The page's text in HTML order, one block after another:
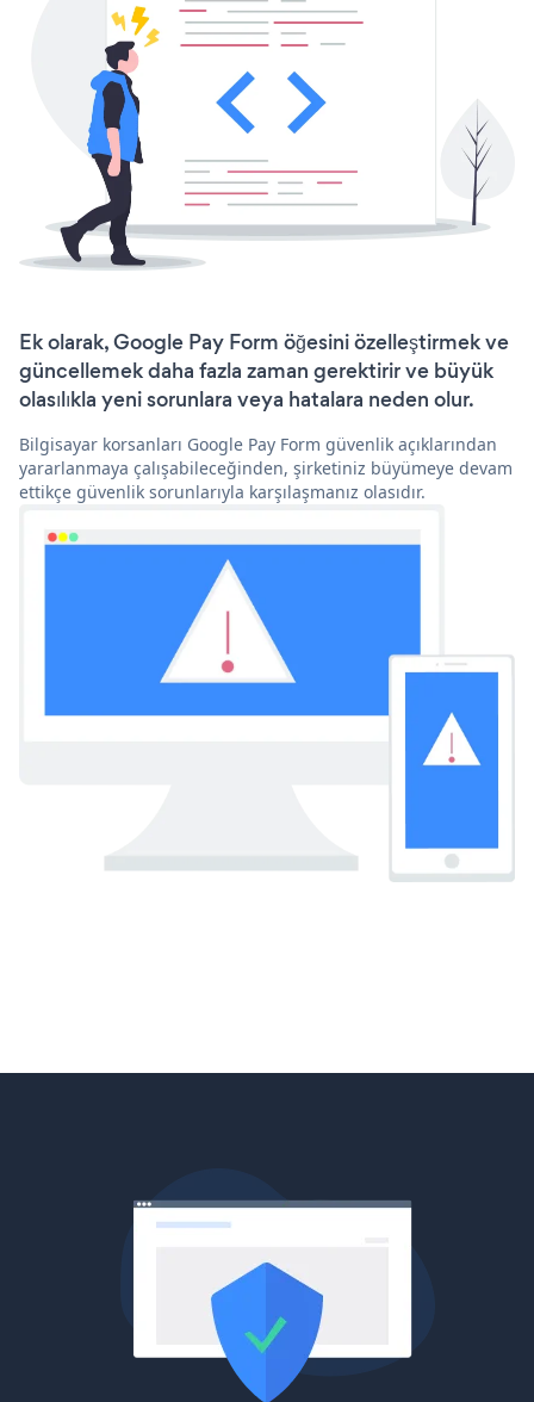
Ek olarak, Google Pay Form öğesini özelleştirmek ve
güncellemek daha fazla zaman gerektirir ve büyük
olasılıkla yeni sorunlara veya hatalara neden olur.
Bilgisayar korsanları Google Pay Form güvenlik açıklarından
yararlanmaya çalışabileceğinden, şirketiniz büyümeye devam
ettikçe güvenlik sorunlarıyla karşılaşmanız olasıdır.